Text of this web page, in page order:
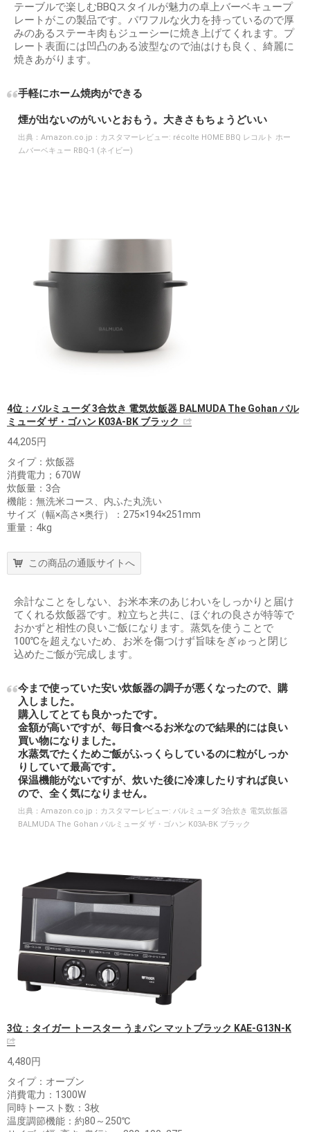
テーブルで楽しむBBQスタイルが魅力の卓上バーベキュープ
レートがこの製品です。パワフルな火力を持っているので厚
みのあるステーキ肉もジューシーに焼き上げてくれます。プ
レート表面には凹凸のある波型なので油はけも良く、綺麗に
焼きあがります。
手軽にホーム焼肉ができる
煙が出ないのがいいとおもう。大きさもちょうどいい
出典： Amazon.co.jp：カスタマーレビュー: récolte HOME BBQ レコルト ホー
ムバーベキュー RBQ-1 (ネイビー)
4位：バルミューダ 3合炊き 電気炊飯器 BALMUDA The Gohan バル
ミューダ ザ・ゴハン K03A-BK ブラック
44,205円
タイプ：炊飯器
消費電力；670W
炊飯量：3合
機能：無洗米コース、内ふた丸洗い
サイズ（幅×高さ×奥行）：275×194×251mm
重量：4kg
この商品の通販サイトへ
余計なことをしない、お米本来のあじわいをしっかりと届け
てくれる炊飯器です。粒立ちと共に、ほぐれの良さが特等で
おかずと相性の良いご飯になります。蒸気を使うことで
100℃を超えないため、お米を傷つけず旨味をぎゅっと閉じ
込めたご飯が完成します。
今まで使っていた安い炊飯器の調子が悪くなったので、購
入しました。
購入してとても良かったです。
金額が高いですが、毎日食べるお米なので結果的には良い
買い物になりました。
水蒸気でたくためご飯がふっくらしているのに粒がしっか
りしていて最高です。
保温機能がないですが、炊いた後に冷凍したりすれば良い
ので、全く気になりません。
出典： Amazon.co.jp：カスタマーレビュー: バルミューダ 3合炊き 電気炊飯器
BALMUDA The Gohan バルミューダ ザ・ゴハン K03A-BK ブラック
3位：タイガー トースター うまパン マットブラック KAE-G13N-K
4,480円
タイプ：オーブン
消費電力：1300W
同時トースト数：3枚
温度調節機能：約80～250℃